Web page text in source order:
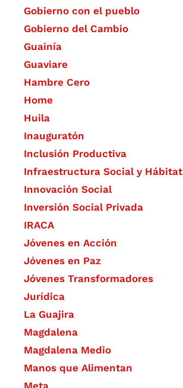
Gobierno con el pueblo
Gobierno del Cambio
Guainía
Guaviare
Hambre Cero
Home
Huila
Inauguratón
Inclusión Productiva
Infraestructura Social y Hábitat
​Innovación Social
Inversión Social Privada
IRACA
Jóvenes en Acción
Jóvenes en Paz
Jóvenes Transformadores
Jurídica
La Guajira
Magdalena
Magdalena Medio
Manos que Alimentan